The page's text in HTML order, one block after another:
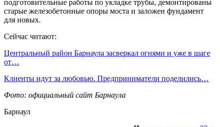
подготовительные работы по укладке трубы, демонтированы
старые железобетонные опоры моста и заложен фундамент
для новых.
Сейчас читают:
Центральный район Барнаула засверкал огнями и уже в шаге
от…
Клиенты идут за любовью. Предприниматели поделились…
Фото: официальный сайт Барнаула
Барнаул